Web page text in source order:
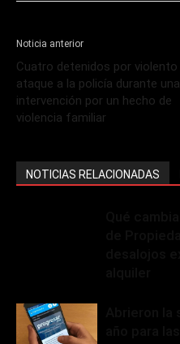
Noticia anterior
Cuatro detenidos por violento
ataque a la policía durante una
intervención por un hecho de
violencia familiar
NOTICIAS RELACIONADAS